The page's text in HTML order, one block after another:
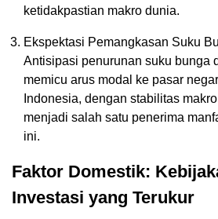
ketidakpastian makro dunia.
Ekspektasi Pemangkasan Suku
Antisipasi penurunan suku bunga
memicu arus modal ke pasar
Indonesia, dengan stabilitas
menjadi salah satu penerima
ini.
Faktor Domestik:
Investasi yang Terukur